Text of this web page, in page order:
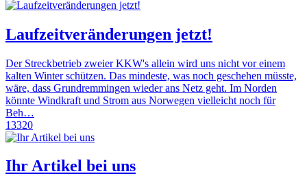
Laufzeitveränderungen jetzt!
Der Streckbetrieb zweier KKW's allein wird uns nicht vor einem
kalten Winter schützen. Das mindeste, was noch geschehen müsste,
wäre, dass Grundremmingen wieder ans Netz geht. Im Norden
könnte Windkraft und Strom aus Norwegen vielleicht noch für
Beh…
13320
Ihr Artikel bei uns